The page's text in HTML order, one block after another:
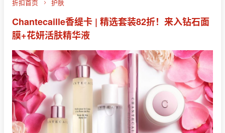
折扣首页 护肤
Chantecaille香缇卡 | 精选套装82折！来入钻石面
膜+花妍活肤精华液